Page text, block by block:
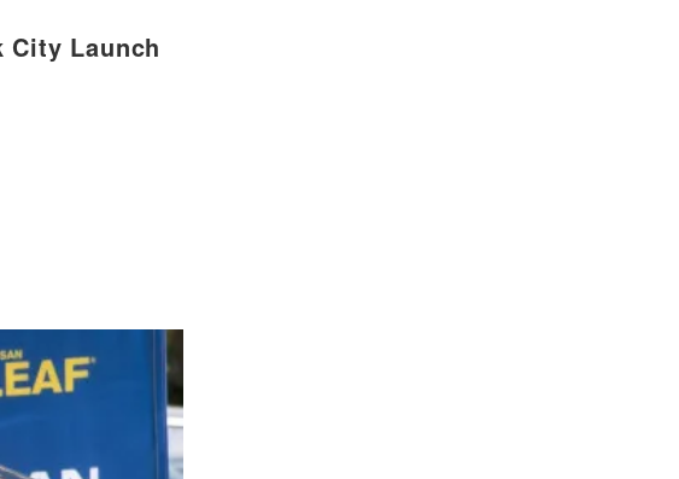
City Launch